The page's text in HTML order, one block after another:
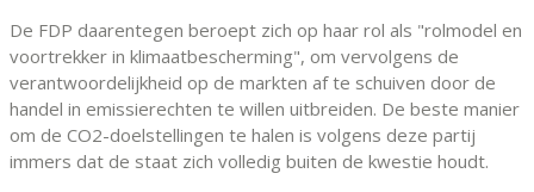
De FDP daarentegen beroept zich op haar rol als "rolmodel en
voortrekker in klimaatbescherming", om vervolgens de
verantwoordelijkheid op de markten af te schuiven door de
handel in emissierechten te willen uitbreiden. De beste manier
om de CO2-doelstellingen te halen is volgens deze partij
immers dat de staat zich volledig buiten de kwestie houdt.